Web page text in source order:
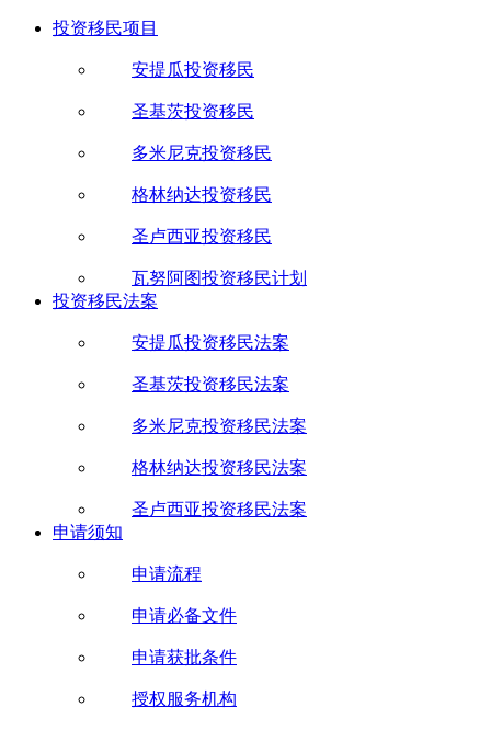
投资移民项目
安提瓜投资移民
圣基茨投资移民
多米尼克投资移民
格林纳达投资移民
圣卢西亚投资移民
瓦努阿图投资移民计划
投资移民法案
安提瓜投资移民法案
圣基茨投资移民法案
多米尼克投资移民法案
格林纳达投资移民法案
圣卢西亚投资移民法案
申请须知
申请流程
申请必备文件
申请获批条件
授权服务机构